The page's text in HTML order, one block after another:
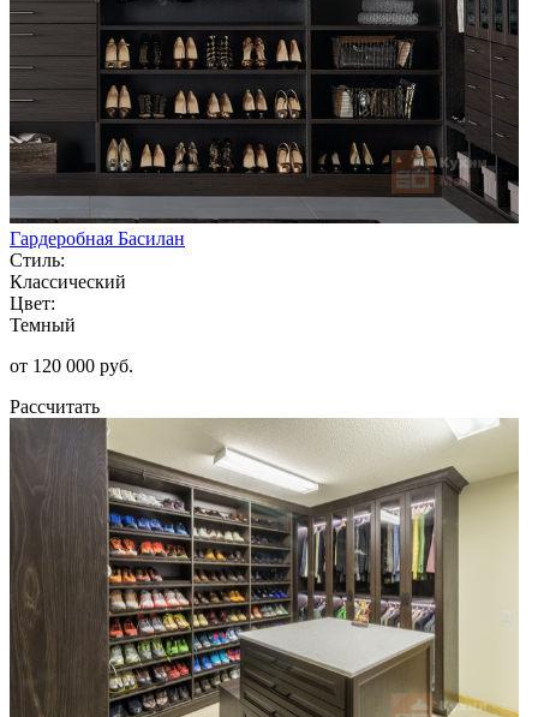
Гардеробная Басилан
Стиль:
Классический
Цвет:
Темный
от 120 000 руб.
Рассчитать